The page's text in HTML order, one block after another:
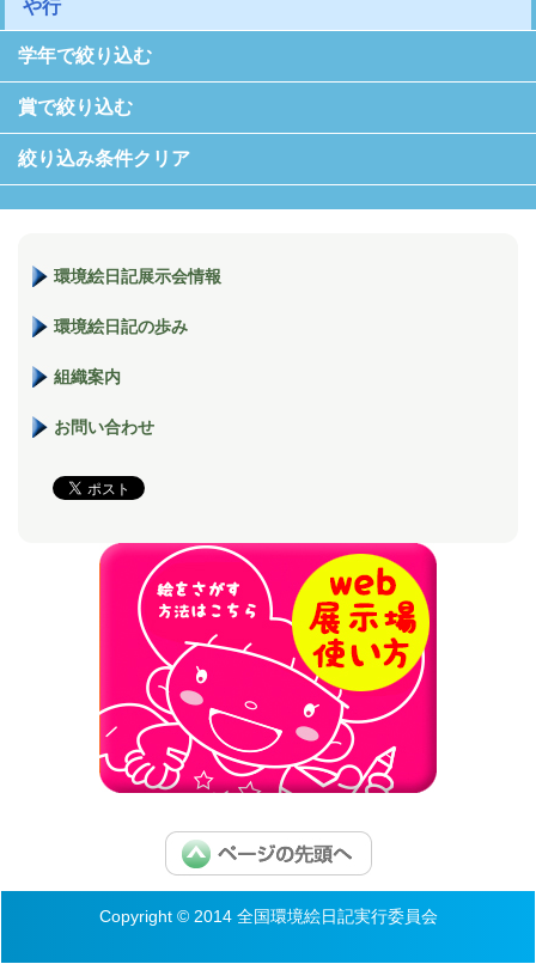
や行
学年で絞り込む
賞で絞り込む
絞り込み条件クリア
環境絵日記展示会情報
環境絵日記の歩み
組織案内
お問い合わせ
Copyright © 2014 全国環境絵日記実行委員会